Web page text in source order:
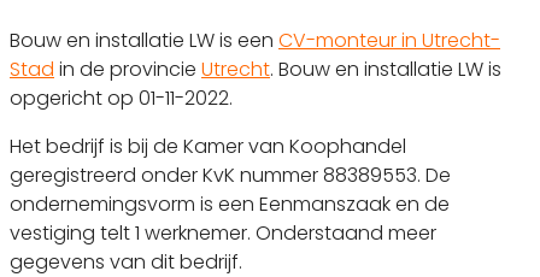
Bouw en installatie LW is een CV-monteur in Utrecht-
Stad in de provincie Utrecht. Bouw en installatie LW is
opgericht op 01-11-2022.
Het bedrijf is bij de Kamer van Koophandel
geregistreerd onder KvK nummer 88389553. De
ondernemingsvorm is een Eenmanszaak en de
vestiging telt 1 werknemer. Onderstaand meer
gegevens van dit bedrijf.